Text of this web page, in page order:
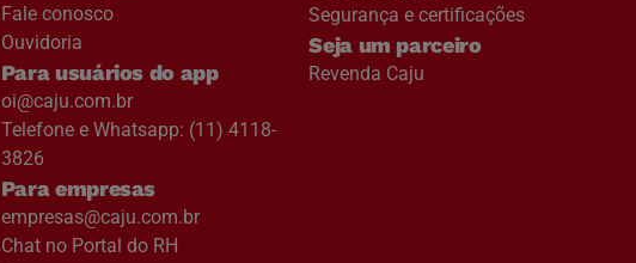
Fale conosco
Ouvidoria
Para usuários do app
oi@caju.com.br
Telefone e Whatsapp: (11) 4118-
3826
Para empresas
empresas@caju.com.br
Chat no Portal do RH
Segurança e certificações
Seja um parceiro
Revenda Caju